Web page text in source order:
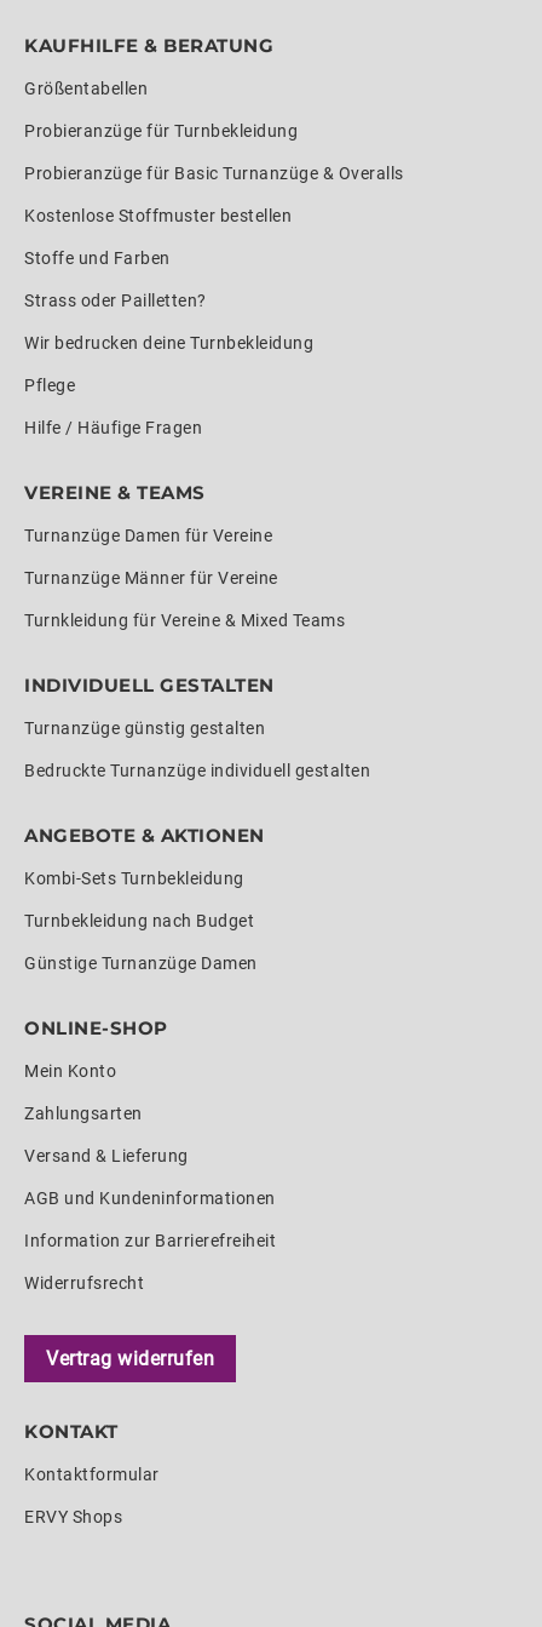
KAUFHILFE & BERATUNG
Größentabellen
Probieranzüge für Turnbekleidung
Probieranzüge für Basic Turnanzüge & Overalls
Kostenlose Stoffmuster bestellen
Stoffe und Farben
Strass oder Pailletten?
Wir bedrucken deine Turnbekleidung
Pflege
Hilfe / Häufige Fragen
VEREINE & TEAMS
Turnanzüge Damen für Vereine
Turnanzüge Männer für Vereine
Turnkleidung für Vereine & Mixed Teams
INDIVIDUELL GESTALTEN
Turnanzüge günstig gestalten
Bedruckte Turnanzüge individuell gestalten
ANGEBOTE & AKTIONEN
Kombi-Sets Turnbekleidung
Turnbekleidung nach Budget
Günstige Turnanzüge Damen
ONLINE-SHOP
Mein Konto
Zahlungsarten
Versand & Lieferung
AGB und Kundeninformationen
Information zur Barrierefreiheit
Widerrufsrecht
Vertrag widerrufen
KONTAKT
Kontaktformular
ERVY Shops